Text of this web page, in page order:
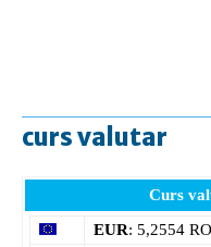
curs valutar
Curs
EUR: 5,2554